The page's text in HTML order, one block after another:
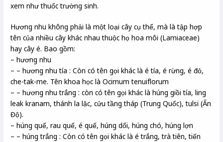
xem như thuốc trường sinh.
Hương nhu không phải là một loại cây cụ thể, mà là tập hợp
tên của nhiều cây khác nhau thuộc họ hoa môi (Lamiaceae)
hay cây é. Bao gồm:
– hương nhu
– – hương nhu tía : Còn có tên gọi khác là é tía, é rừng, é đỏ,
che-tak-me. Tên khoa học là Ocimum tenuiflorum
– – hương nhu trắng : còn có tên gọi khác là húng giồi tía, ling
leak kranam, thánh la lặc, cửu tầng tháp (Trung Quốc), tulsi (Ấn
Độ).
– húng quế, rau quế, é quế, húng dổi, húng chó, húng lợn
– – húng trắng : Còn có tên gọi khác là é trắng, trà tiên, tiến